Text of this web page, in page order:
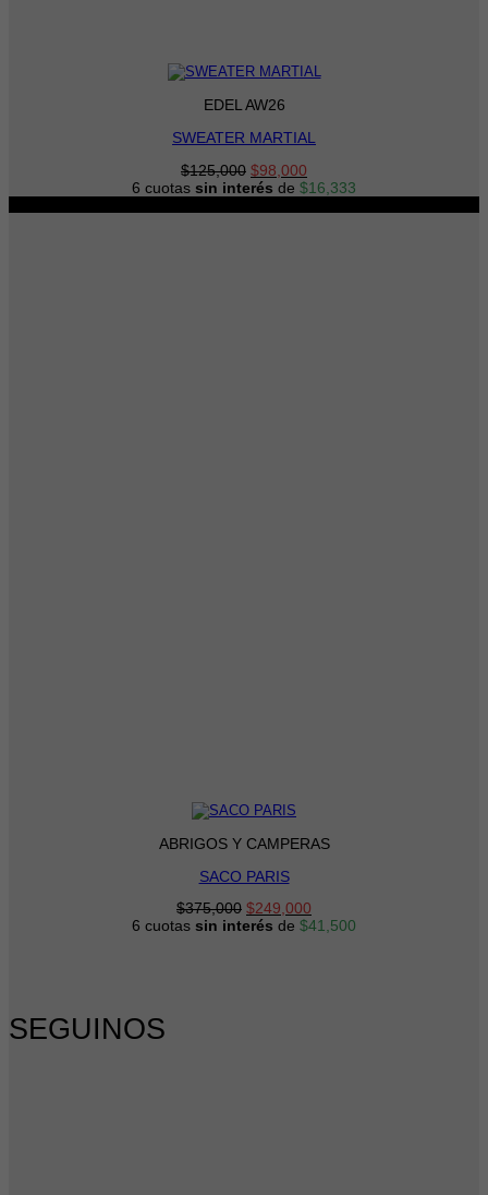
EDEL AW26
SWEATER MARTIAL
$125,000 El
precio
$98,000
precio
6 cuotas sin interés de $16,333
ABRIGOS Y CAMPERAS
SACO PARIS
$375,000 El
precio
$249,000
precio
6 cuotas sin interés de $41,500
SEGUINOS